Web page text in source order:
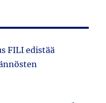
FILI edistää